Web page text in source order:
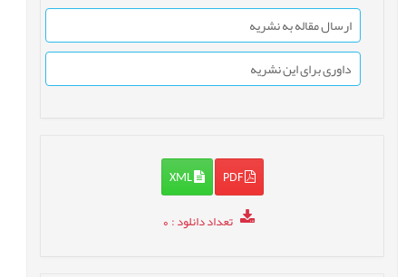
ارسال مقاله به نشریه
داوری برای این نشریه
PDF
XML
تعداد دانلود: 0